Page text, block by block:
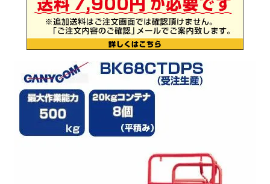
農業機械
農業資材
作業用品
補修部品
レンタル